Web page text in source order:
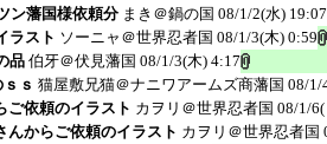
ン藩国様依頼分 まき＠鍋の国 08/1/2(水) 19:07
ラスト ソーニャ＠世界忍者国 08/1/3(木) 0:59
品 伯牙＠伏見藩国 08/1/3(木) 4:17
ｓ 猫屋敷兄猫＠ナニワアームズ商藩国 08/1/
ご依頼のイラスト カヲリ＠世界忍者国 08/1/
んからご依頼のイラスト カヲリ＠世界忍者国